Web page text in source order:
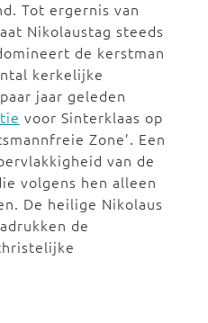
Tot ergernis van
Nikolaustag steeds
de kerstman
kerkelijke
jaar geleden
voor Sinterklaas op
Zone’. Een
van de
volgens hen alleen
De heilige Nikolaus
de